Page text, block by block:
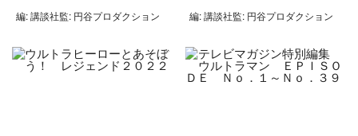
編: 講談社監: 円谷プロダクション 編: 講談社監: 円谷プロダクション